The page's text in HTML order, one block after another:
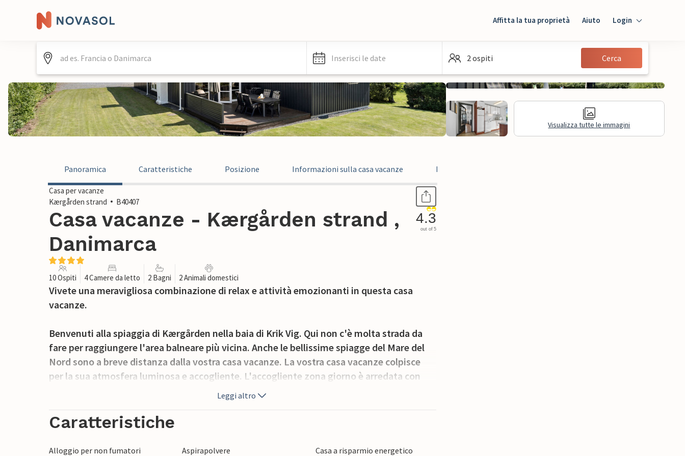
Affitta la tua proprietà Aiuto Login
Ospiti
Inserisci le date 2 ospiti Cerca
Visualizza tutte le immagini
Panoramica Caratteristiche Posizione Informazioni sulla casa vacanze Recensioni
Casa per vacanze
Kærgården strand
B40407
Casa vacanze - Kærgården strand ,
Danimarca
4.3
out of 5
10 Ospiti 4 Camere da letto 2 Bagni 2 Animali domestici
Vivete una meravigliosa combinazione di relax e attività emozionanti in questa casa
vacanze.
Benvenuti alla spiaggia di Kærgården nella baia di Krik Vig. Qui non c'è molta strada da
fare per raggiungere l'area balneare più vicina. Anche le bellissime spiagge del Mare del
Nord sono a breve distanza dalla vostra casa vacanze. La vostra casa vacanze colpisce
per la sua atmosfera luminosa e accogliente. L'accogliente zona giorno è arredata con
mobili confortevoli. Preparate la colazione nella cucina ben attrezzata e gustatela sulla
terrazza soleggiata. Questa offre una splendida vista sull'ampio giardino, dove i vostri
bambini potranno divertirsi con gli scivoli, le altalene e la sabbiera. C'è anche molto
Leggi altro
Caratteristiche
Alloggio per non fumatori Aspirapolvere
Casa a risparmio energetico